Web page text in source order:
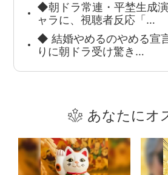
◆朝ドラ常連・平埜生成
ャラに、視聴者反応「…
◆ 結婚やめるのやめる宣
りに朝ドラ受け驚き…
あなたにオ